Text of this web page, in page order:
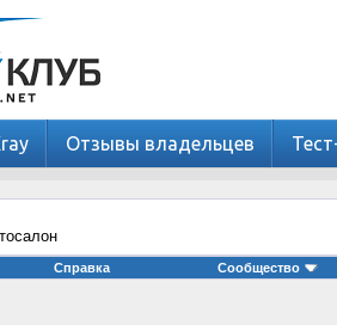
Отзывы владельцев
Справка Сообщество